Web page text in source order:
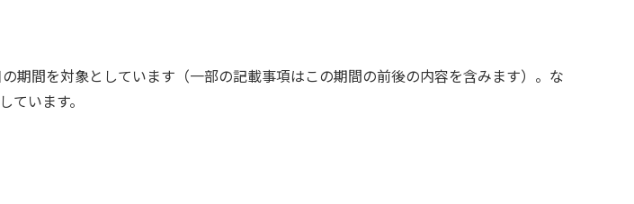
間を対象としています（一部の記載事項はこの期間の前後の内容を含みます）。な
います。